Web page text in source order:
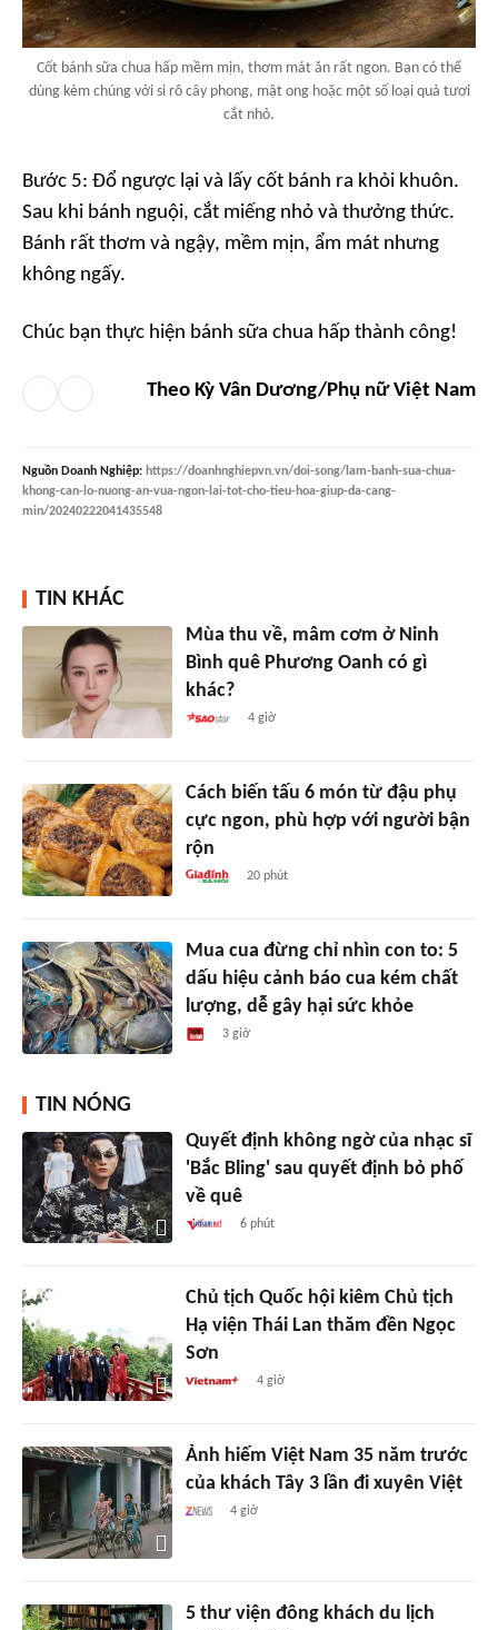
Cốt bánh sữa chua hấp mềm mịn, thơm mát ăn rất ngon. Bạn có thể
dùng kèm chúng với si rô cây phong, mật ong hoặc một số loại quả tươi
cắt nhỏ.
Bước 5: Đổ ngược lại và lấy cốt bánh ra khỏi khuôn.
Sau khi bánh nguội, cắt miếng nhỏ và thưởng thức.
Bánh rất thơm và ngậy, mềm mịn, ẩm mát nhưng
không ngấy.
Chúc bạn thực hiện bánh sữa chua hấp thành công!
Theo Kỳ Vân Dương/Phụ nữ Việt Nam
Nguồn Doanh Nghiệp: https://doanhnghiepvn.vn/doi-song/lam-banh-sua-chua-
khong-can-lo-nuong-an-vua-ngon-lai-tot-cho-tieu-hoa-giup-da-cang-
min/20240222041435548
TIN KHÁC
Mùa thu về, mâm cơm ở Ninh
Bình quê Phương Oanh có gì
khác?
4 giờ
Cách biến tấu 6 món từ đậu phụ
cực ngon, phù hợp với người bận
rộn
20 phút
Mua cua đừng chỉ nhìn con to: 5
dấu hiệu cảnh báo cua kém chất
lượng, dễ gây hại sức khỏe
3 giờ
TIN NÓNG
Quyết định không ngờ của nhạc sĩ
'Bắc Bling' sau quyết định bỏ phố
về quê
6 phút
Chủ tịch Quốc hội kiêm Chủ tịch
Hạ viện Thái Lan thăm đền Ngọc
Sơn
4 giờ
Ảnh hiếm Việt Nam 35 năm trước
của khách Tây 3 lần đi xuyên Việt
4 giờ
5 thư viện đông khách du lịch